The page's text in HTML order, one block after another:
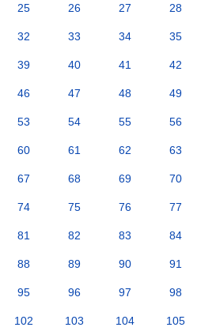
25 26 27 28
32 33 34 35
39 40 41 42
46 47 48 49
53 54 55 56
60 61 62 63
67 68 69 70
74 75 76 77
81 82 83 84
88 89 90 91
95 96 97 98
102 103 104 105